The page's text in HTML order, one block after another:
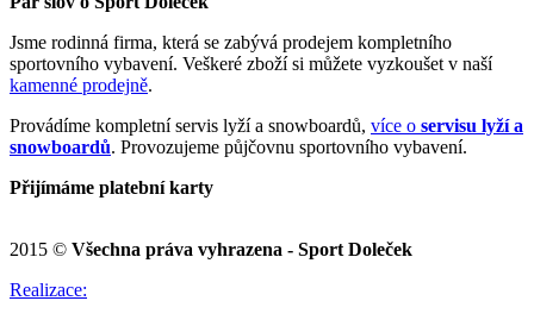
Jsme rodinná firma, která se zabývá prodejem kompletního
sportovního vybavení. Veškeré zboží si můžete vyzkoušet v naší
kamenné prodejně.
Provádíme kompletní servis lyží a snowboardů, více o servisu lyží a
snowboardů. Provozujeme půjčovnu sportovního vybavení.
Přijímáme platební karty
2015 © Všechna práva vyhrazena - Sport Doleček
Realizace: